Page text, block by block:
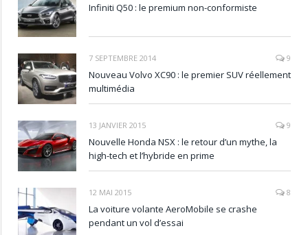
Infiniti Q50 : le premium non-conformiste
7 SEPTEMBRE 2014 9
Nouveau Volvo XC90 : le premier SUV réellement
multimédia
13 JANVIER 2015 9
Nouvelle Honda NSX : le retour d’un mythe, la
high-tech et l’hybride en prime
12 MAI 2015 8
La voiture volante AeroMobile se crashe
pendant un vol d’essai